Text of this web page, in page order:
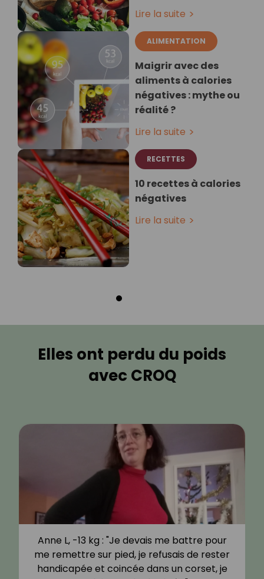
Lire la suite
ALIMENTATION
Maigrir avec des
aliments à calories
négatives : mythe ou
réalité ?
Lire la suite
RECETTES
10 recettes à calories
négatives
Lire la suite
Elles ont perdu du poids
avec CROQ
Anne L, -13 kg : "Je devais me battre pour
me remettre sur pied, je refusais de rester
handicapée et coincée dans un corset, je